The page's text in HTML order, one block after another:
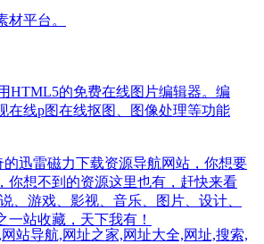
材平台。
HTML5的免费在线图片编辑器。编
在线p图在线抠图、图像处理等功能
的迅雷磁力下载资源导航网站，你想要
你想不到的资源这里也有，赶快来看
、游戏、影视、音乐、图片、设计、
一站收藏，天下我有！
站导航,网址之家,网址大全,网址,搜索,